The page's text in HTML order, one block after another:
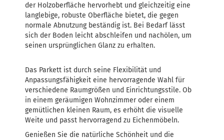
der Holzoberfläche hervorhebt und gleichzeitig eine
langlebige, robuste Oberfläche bietet, die gegen
normale Abnutzung beständig ist. Bei Bedarf lässt
sich der Boden leicht abschleifen und nachölen, um
seinen ursprünglichen Glanz zu erhalten.
Das Parkett ist durch seine Flexibilität und
Anpassungsfähigkeit eine hervorragende Wahl für
verschiedene Raumgrößen und Einrichtungsstile. Ob
in einem geräumigen Wohnzimmer oder einem
gemütlichen kleinen Raum, es erhöht die visuelle
Weite und passt hervorragend zu Eichenmöbeln.
Genießen Sie die natürliche Schönheit und die